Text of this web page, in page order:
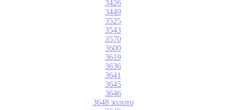
3426
3449
3525
3543
3570
3600
3619
3636
3641
3645
3646
3648 золото